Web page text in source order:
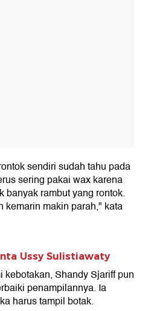
sendiri sudah tahu pada
sering pakai wax karena
banyak rambut yang rontok.
kemarin makin parah," kata
Ussy Sulistiawaty
kebotakan, Shandy Sjariff pun
penampilannya. Ia
harus tampil botak.